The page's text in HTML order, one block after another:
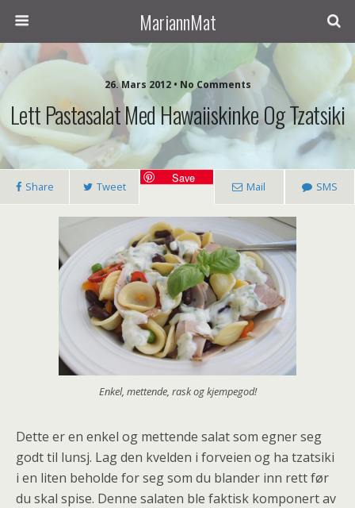
MariannMat
26. Mars 2012 • No Comments
Lett Pastasalat Med Hawaiiskinke Og Tzatsiki
Share Tweet
Save
Mail SMS
Enkel, mettende, rask og kjempegod!
Dette er en enkel og mettende salat som egner seg
godt til lunsj. Lag den kvelden i forveien og ha tzatsiki
i en liten beholde for seg som du blander inn rett før
du skal spise. Denne salaten ble faktisk komponert av